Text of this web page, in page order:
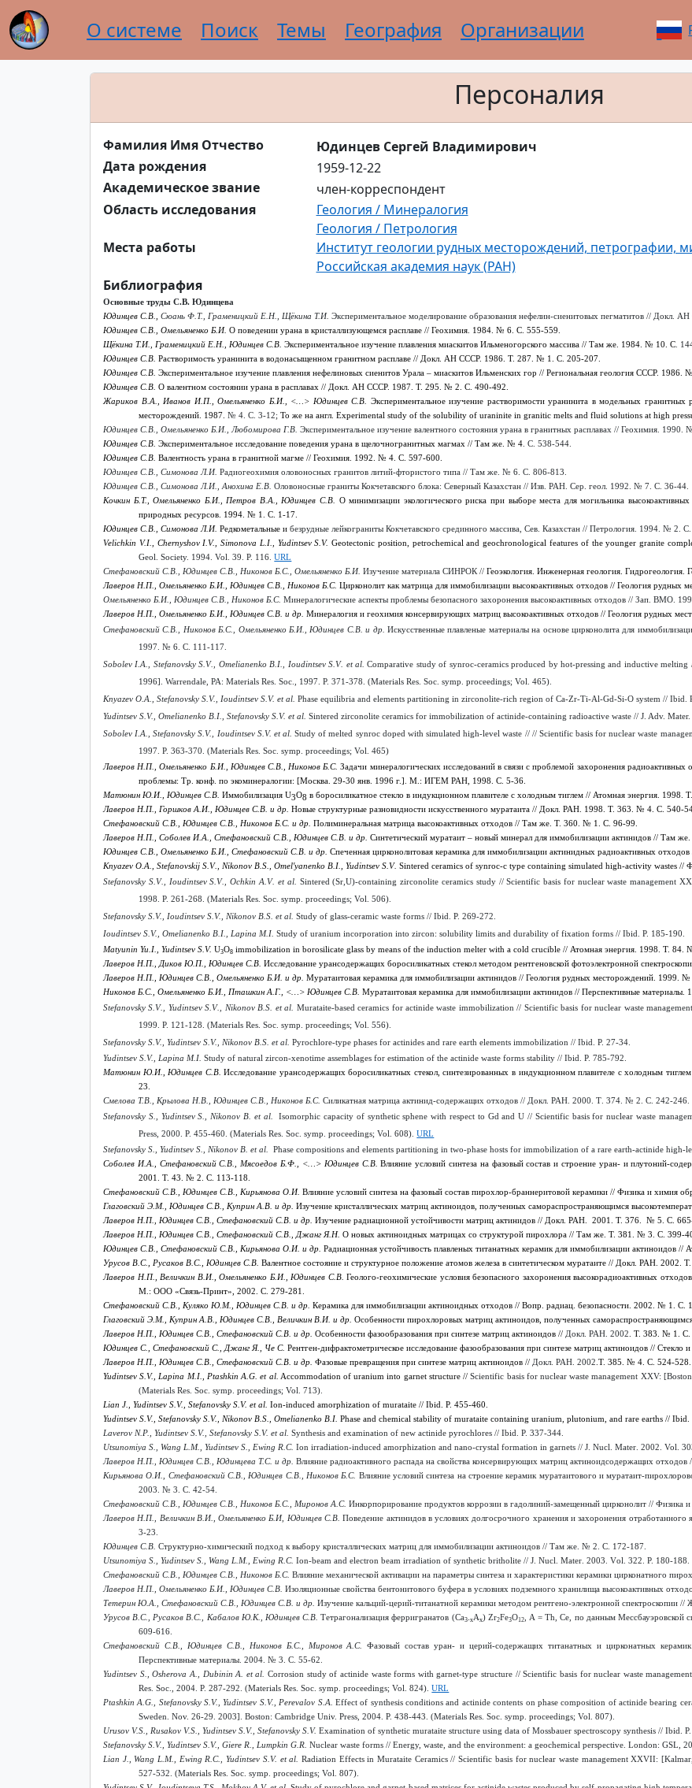
О системе Поиск Темы География Организации
Персоналия
Фамилия Имя Отчество
Юдинцев Сергей Владимирович
Дата рождения
1959-12-22
Академическое звание
член-корреспондент
Область исследования
Геология / Минералогия
Геология / Петрология
Места работы
Институт геологии рудных месторождений, петрографии,
Российская академия наук (РАН)
Библиография
Основные труды С.В. Юдинцева
Юдинцев С.В., Сюань Ф.Т., Граменицкий Е.Н., Щёкина Т.И. Экспериментальное моделирование образования нефелин-сиенитовых пегматитов // Докл.
Юдинцев С.В., Омельяненко Б.И. О поведении урана в кристаллизующемся расплаве // Геохимия. 1984. № 6. С. 555-559.
Щёкина Т.И., Граменицкий Е.Н., Юдинцев С.В. Экспериментальное изучение плавления миаскитов Ильменогорского массива // Там же. 1984. № 10. С .
Юдинцев С.В. Растворимость уранинита в водонасыщенном гранитном расплаве // Докл. АН СССР. 1986. Т. 287. № 1. С. 205-207.
Юдинцев С.В. Экспериментальное изучение плавления нефелиновых сиенитов Урала – миаскитов Ильменских гор // Региональная геология СССР. 1986.
Юдинцев С.В. О валентном состоянии урана в расплавах // Докл. АН СССР. 1987. Т. 295. № 2. С. 490-492.
Жариков В.А., Иванов И.П., Омельяненко Б.И., <…> Юдинцев С.В. Экспериментальное изучение растворимости уранинита в модельных
месторождений. 1987.№ 4.С . 3-12;То же на англ . Experimental study of the solubility of uraninite in granitic melts and fluid solutions at high
Юдинцев С.В., Омельяненко Б.И., Любомирова Г.В. Экспериментальное изучение валентного состояния урана в гранитных расплавах // Геохимия.
Юдинцев С.В. Экспериментальное исследование поведения урана в щелочногранитных магмах // Там же. № 4 . С. 538-544.
Юдинцев С.В. Валентность урана в гранитной магме // Геохимия. 1992. № 4. С. 597-600.
Юдинцев С.В., Симонова Л.И. Радиогеохимия оловоносных гранитов литий-фтористого типа // Там же. № 6. С. 806-813.
Юдинцев С.В., Симонова Л.И., Анохина Е.В. Оловоносные граниты Кокчетавского блока: Северный Казахстан // Изв. РАН. Сер. геол. 1992. № 7. С. 36-44.
Кочкин Б.Т., Омельяненко Б.И., Петров В.А., Юдинцев С.В.
О минимизации экологического риска при выборе места для могильника
природных ресурсов. 1994. № 1. С. 1-17.
Юдинцев С.В., Симонова Л.И. Редкометальные и безрудные лейкограниты Кокчетавского срединного массива, Сев. Казахстан // Петрология . 1994. № 2. С
Velichkin V.I., Chernyshov I.V., Simonova L.I., Yudintsev S.V. Geotectonic position, petrochemical and geochronological features of the younger granite
Geol. Society. 1994. Vol. 39. P. 116.URL
Стефановский С. В Юдинцев С. В Никонов Б.С., Омельяненко Б. И. Изучение материала СИНРОК // Геоэкология Инженерная геология. Гидрогеология.
Лаверов Н.П., Омельяненко Б.И., Юдинцев С.В., Никонов Б.С. Цирконолит как матрица для иммобилизации высокоактивных отходов // Геология
Омельяненко Б.И., Юдинцев С.В., Никонов Б.С. Минералогические аспекты проблемы безопасного захоронения высокоактивных отходов // Зап. ВМО.
Лаверов Н.П., Омельяненко Б.И., Юдинцев С.В. и др. Минералогия и геохимия консервирующих матриц высокоактивных отходов // Геология рудных
Стефановский С.В., Никонов Б.С., Омельяненко Б.И., Юдинцев С.В. и др. Искусственные плавленые материалы на основе цирконолита для
1997. № 6. С. 111-117.
Sobolev I .A Stefanovsky S .V., Omelianenko B I Ioudintsev S .V. et al.Comparative study of synroc-ceramics produced by hot-pressing and inductive
1996]. Warrendale, PA: Materials Res. Soc., 1997. P. 371-378. (Materials Res. Soc. symp. proceedings; Vol. 465).
Knyazev O.A., Stefanovsky S.V., Ioudintsev S.V. et al. Phase equilibria and elements partitioning in zirconolite-rich region of Ca-Zr-Ti-Al-Gd-Si-O system // Ibid.
Yudintsev S.V., Omelianenko B.I., Stefanovsky S.V. et al. Sintered zirconolite ceramics for immobilization of actinide-containing radioactive waste // J. Adv.
Sobolev I.A., Stefanovsky S.V., Ioudintsev S.V. et al.Study of melted synroc doped with simulated high-level waste // // Scientific basis for nuclear waste
1997. P. 363-370. (Materials Res. Soc. symp. proceedings; Vol. 465)
Лаверов Н.П., Омельяненко Б.И., Юдинцев С.В., Никонов Б.С.Задачи минералогических исследований в связи с проблемой захоронения
проблемы: Тр. конф. по экоминералогии: [Москва. 29-30 янв. 1996 г.]. М.: ИГЕМ РАН, 1998. С. 5-36.
Матюнин Ю.И., Юдинцев С.В. Иммобилизация U3O8 в боросиликатное стекло в индукционном плавителе с холодным тиглем // Атомная энергия. 1998.
Лаверов Н.П., Горшков А.И., Юдинцев С.В. и др. Новые структурные разновидности искусственного муратаита // Докл. РАН. 1998. Т. 363. № 4. С. 540-
Стефановский С.В., Юдинцев С.В., Никонов Б.С. и др. Полиминеральная матрица высокоактивных отходов // Там же. Т. 360. № 1. С. 96-99.
Лаверов Н.П., Соболев И.А., Стефановский С.В., Юдинцев С.В. и др. Синтетический муратаит – новый минерал для иммобилизации актинидов // Там
Юдинцев С.В., Омельяненко Б.И., Стефановский С.В. и др. Спеченная цирконолитовая керамика для иммобилизации актинидных радиоактивных
Knyazev O A Stefanovskij S V., Nikonov B S Omel'yanenko B I Yudintsev S V. Sintered ceramics of synroc-c type containing simulated high-activity wastes //
Stefanovsky S. V., Ioudintsev S .V.,Ochkin A .V. et al. Sintered (Sr,U)-containing zirconolite ceramics study // Scientific basis for nuclear waste management
1998.
P. 261-268. (Materials Res. Soc. symp. proceedings; Vol. 506).
Stefanovsky S.V., Ioudintsev S.V., Nikonov B.S. et al. Study of glass-ceramic waste forms // Ibid. P. 269-272.
Ioudintsev S.V., Omelianenko B.I., Lapina M.I. Study of uranium incorporation into zircon: solubility limits and durability of fixation forms // Ibid. P. 185-190.
Matyunin Yu.I., Yudintsev S.V. U3O8 immobilization in borosilicate glass by means of the induction melter with a cold crucible // Атомная энергия
1998. Т. 84.
Лаверов Н.П., Диков Ю.П., Юдинцев С.В. Исследование урансодержащих боросиликатных стекол методом рентгеновской фотоэлектронной
Лаверов Н.П., Юдинцев С.В., Омельяненко Б.И. и др. Муратаитовая керамика для иммобилизации актинидов // Геология рудных месторождений. 1999.
Никонов Б.С., Омельяненко Б.И., Пташкин А.Г., <…> Юдинцев С.В. Муратаитовая керамика для иммобилизации актинидов // Перспективные материалы.
Stefanovsky S .V., Yudintsev S .V., Nikonov B .S et al
Murataite-based ceramics for actinide waste immobilization // Scientific basis for nuclear waste
1999. P. 121-128. (Materials Res. Soc. symp. proceedings; Vol. 556).
Stefanovsky S.V., Yudintsev S.V., Nikonov B.S. et al. Pyrochlore-type phases for actinides and rare earth elements immobilization // Ibid. P. 27-34.
Yudintsev S.V., Lapina M.I. Study of natural zircon-xenotime assemblages for estimation of the actinide waste forms stability // Ibid. P. 785-792.
Матюнин Ю.И., Юдинцев C.B.Исследование урансодержащих боросиликатных стекол, синтезированных в индукционном плавителе с холодным
23.
Смелова Т.В., Крылова Н.В., Юдинцев С.В., Никонов Б.С. Силикатная матрица актинид-содержащих отходов // Докл. РАН. 2000. Т . 374. № 2. С. 242-246.
Stefanovsky S., Yudintsev S., Nikonov B. et al.
Isomorphic capacity of synthetic sphene with respect to Gd and U // Scientific basis for nuclear waste
Press, 2000. P. 455-460. (Materials Res. Soc. symp. proceedings; Vol. 608).URL
Stefanovsky S., Yudintsev S., Nikonov B. et al.
Phase compositions and elements partitioning in two-phase hosts for immobilization of a rare earth-actinide high-
Соболев И.А., Стефановский С.В., Мясоедов Б.Ф., <…> Юдинцев С.В.Влияние условий синтеза на фазовый состав и строение уран- и плутоний-
2001. Т. 43. № 2. C. 113-118.
Стефановский С.В., Юдинцев С.В., Кирьянова О.И. Влияние условий синтеза на фазовый состав пирохлор-браннеритовой керамики // Физика и химия
Глаговский Э.М., Юдинцев С.В., Куприн А.В. и др. Изучение кристаллических матриц актиноидов, полученных самораспространяющимся
Лаверов Н.П., Юдинцев С.В., Стефановский С.В. и др. Изучение радиационной устойчивости матриц актинидов // Докл. РАН. 2001. Т. 376. № 5. С.
Лаверов Н.П., Юдинцев С.В., Стефановский С.В., Джанг Я.Н. О новых актиноидных матрицах со структурой пирохлора // Там же. Т. 381. № 3. С. 399-
Юдинцев С.В., Стефановский С.В., Кирьянова О.И. и др. Радиационная устойчивость плавленых титанатных керамик для иммобилизации актиноидов
Урусов В.С., Русаков В.С., Юдинцев С.В. Валентное состояние и структурное положение атомов железа в синтетическом муратаите // Докл. РАН. 2002.
Лаверов Н.П., Величкин В.И., Омельяненко Б.И., Юдинцев С.В. Геолого-геохимические условия безопасного захоронения высокорадиоактивных
М.: ООО «Связь-Принт», 2002. С. 279-281.
Стефановский С.В., Куляко Ю.М., Юдинцев С.В. и др. Керамика для иммобилизации актиноидных отходов // Вопр. радиац. безопасности. 2002. № 1. С.
Глаговский Э.М., Куприн А.В., Юдинцев С.В., Величкин В.И. и др. Особенности пирохлоровых матриц актиноидов, полученных
Лаверов Н.П., Юдинцев С.В., Стефановский С.В. и др. Особенности фазообразования при синтезе матриц актиноидов // Докл. РАН. 2002 . Т. 383. № 1. С.
Юдинцев С., Стефановский С., Джанг Я., Че С. Рентген-дифрактометрическое исследование фазообразования при синтезе матриц актиноидов //
Лаверов Н.П., Юдинцев С.В., Стефановский С.В. и др. Фазовые превращения при синтезе матриц актиноидов // Докл. РАН. 2002 .Т. 385. № 4. С . 524-528.
Yudintsev S.V., Lapina M.I., Ptashkin A.G. et al. Accommodation of uranium into garnet structure //Scientific basis for nuclear waste management XXV:
(Materials Res. Soc. symp. proceedings; Vol. 713).
Lian J., Yudintsev S.V., Stefanovsky S.V. et al. Ion-induced amorphization of murataite // Ibid. P. 455-460.
Yudintsev S.V., Stefanovsky S.V., Nikonov B.S., Omelianenko B.I. Phase and chemical stability of murataite containing uranium, plutonium, and rare earths // Ibid.
Laverov N.P., Yudintsev S.V., Stefanovsky S.V. et al. Synthesis and examination of new actinide pyrochlores // Ibid. P. 337-344.
Utsunomiya S., Wang L.M., Yudintsev S., Ewing R.C. Ion irradiation-induced amorphization and nano-crystal formation in garnets // J. Nucl. Mater . 2002. Vol .
Лаверов Н.П., Юдинцев С.В., Юдинцева Т.С. и др. Влияние радиоактивного распада на свойства консервирующих матриц актиноидсодержащих
Кирьянова О.И., Стефановский С.В., Юдинцев С.В., Никонов Б.С. Влияние условий синтеза на строение керамик муратаитового и муратаит-
2003. № 3. C. 42-54.
Стефановский С.В., Юдинцев С.В., Никонов Б.С., Миронов А.С. Инкорпорирование продуктов коррозии в гадолиний-замещенный цирконолит // Физика
Лаверов Н.П., Величкин В.И., Омельяненко Б.И, Юдинцев С.В. Поведение актинидов в условиях долгосрочного хранения и захоронения
3-23.
Юдинцев С.В. Структурно-химический подход к выбору кристаллических матриц для иммобилизации актиноидов // Там же. № 2. C. 172-187.
Utsunomiya S., Yudintsev S., Wang L.M., Ewing R.C. Ion-beam and electron beam irradiation of synthetic britholite // J. Nucl. Mater . 2003. Vol
. 322. P. 180-188.
Стефановский С.В., Юдинцев С.В., Никонов Б.С. Влияние механической активации на параметры синтеза и характеристики керамики цирконатного
Лаверов Н.П., Омельяненко Б.И., Юдинцев С.В. Изоляционные свойства бентонитового буфера в условиях подземного хранилища высо­коактивных
Тетерин Ю.А., Стефановский С.В., Юдинцев С.В. и др. Изучение кальций-церий-титанатной керамики методом рентгено-электронной
Урусов В.С., Русаков В.С., Кабалов Ю.К., Юдинцев С.В.Тетрагонализация ферригранатов (Са3-хАх) Zr2Fe3О12, А = Th, Ce, по данным Мессбауэровской
609-616.
Стефановский С.В., Юдинцев С.В., Никонов Б.С., Миронов А.С.
Фазовый состав уран- и церий-содержащих титанатных и цирконатных
Перспективные материалы.2004. № 3. C. 55-62.
Yudintsev S., Osherova A., Dubinin A. et al.
Corrosion study of actinide waste forms with garnet-type structure // Scientific basis for nuclear waste
Res. Soc., 2004. P. 287-292. (Materials Res. Soc. symp. proceedings; Vol. 824).URL
Ptashkin A.G., Stefanovsky S.V., Yudintsev S.V., Perevalov S.A. Effect of synthesis conditions and actinide contents on phase composition of actinide bearing
Sweden. Nov. 26-29. 2003]. Boston: Cambridge Univ. Press, 2004. P. 438-443. (Materials Res. Soc. symp. proceedings; Vol. 807).
Urusov V.S., Rusakov V.S., Yudintsev S.V., Stefanovsky S.V. Examination of synthetic murataite structure using data of Mossbauer spectroscopy synthesis // Ibid. P.
Stefanovsky S.V., Yudintsev S.V., Giere R., Lumpkin G.R. Nuclear waste forms // Energy, waste, and the environment: a geochemical perspective. London: GSL,
Lian J., Wang L.M., Ewing R.C., Yudintsev S.V. et al. Radiation Effects in Murataite Ceramics // Scientific basis for nuclear waste management XXVII:
527-532. (Materials Res. Soc. symp. proceedings; Vol. 807).